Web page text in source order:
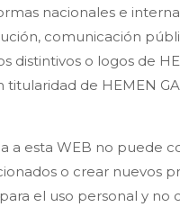
nacionales e
comunicación
distintivos o logos de
titularidad de HEMEN
a esta WEB no puede
o crear nuevos
el uso personal y